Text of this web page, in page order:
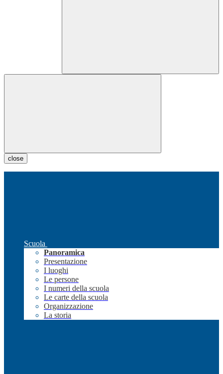
close
Scuola
Panoramica
Presentazione
I luoghi
Le persone
I numeri della scuola
Le carte della scuola
Organizzazione
La storia